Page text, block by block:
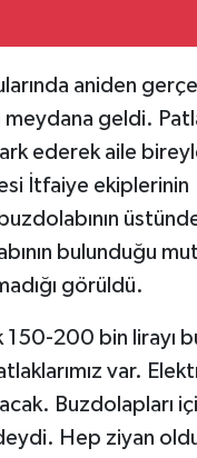
aniden
meydana geldi.
ederek aile
İtfaiye ekiplerinin
bulunduğu
görüldü.
150-200 bin lirayı
var.
Buzdolapları
Hep ziyan